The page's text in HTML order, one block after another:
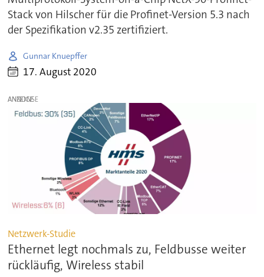
Stack von Hilscher für die Profinet-Version 5.3 nach
der Spezifikation v2.35 zertifiziert.
Gunnar Knuepffer
17. August 2020
ANZEIGE
Netzwerk-Studie
Ethernet legt nochmals zu, Feldbusse weiter
rückläufig, Wireless stabil